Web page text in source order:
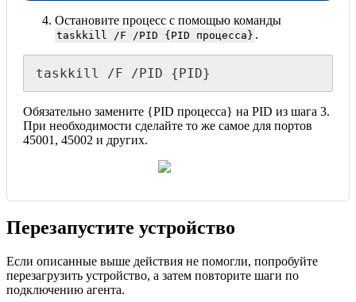
Остановите процесс с помощью команды
taskkill /F /PID {PID процесса} .
taskkill /F /PID {PID}
Обязательно замените {PID процесса} на PID из шага 3.
При необходимости сделайте то же самое для портов
45001, 45002 и других.
Перезапустите устройство
Если описанные выше действия не помогли, попробуйте
перезагрузить устройство, а затем повторите шаги по
подключению агента.